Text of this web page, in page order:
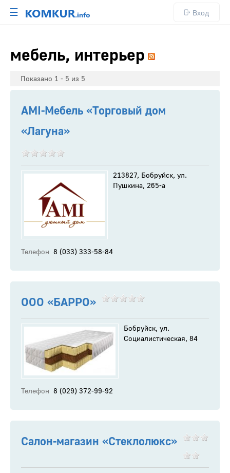
☰ Вход
мебель, интерьер
Показано 1 - 5 из 5
AMI-Мебель «Торговый дом
«Лагуна»
213827, Бобруйск, ул.
Пушкина, 265-а
Телефон 8 (033) 333-58-84
ООО «БАРРО»
Бобруйск, ул.
Социалистическая, 84
Телефон 8 (029) 372-99-92
Салон-магазин «Стеклолюкс»